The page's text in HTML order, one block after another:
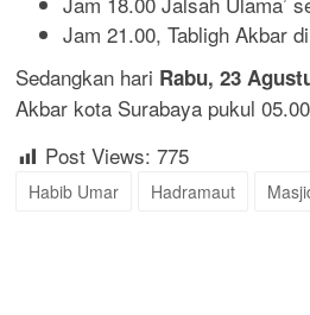
Jam 21.00, Tabligh Akbar
Sedangkan hari Rabu, 23
Akbar kota Surabaya pukul
Post Views: 775
Habib Umar Hadramaut